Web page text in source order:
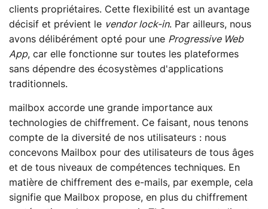
clients propriétaires. Cette flexibilité est un avantage
décisif et prévient le vendor lock-in. Par ailleurs, nous
avons délibérément opté pour une Progressive Web
App, car elle fonctionne sur toutes les plateformes
sans dépendre des écosystèmes d'applications
traditionnels.
mailbox accorde une grande importance aux
technologies de chiffrement. Ce faisant, nous tenons
compte de la diversité de nos utilisateurs : nous
concevons Mailbox pour des utilisateurs de tous âges
et de tous niveaux de compétences techniques. En
matière de chiffrement des e-mails, par exemple, cela
signifie que Mailbox propose, en plus du chiffrement